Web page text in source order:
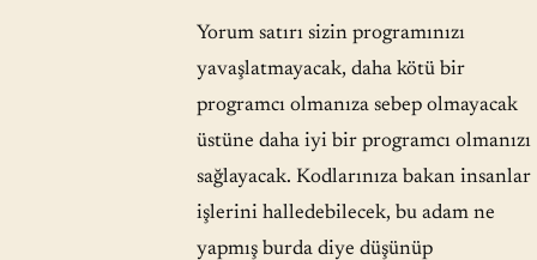
Yorum satırı sizin programınızı
yavaşlatmayacak, daha kötü bir
programcı olmanıza sebep olmayacak
üstüne daha iyi bir programcı olmanızı
sağlayacak. Kodlarınıza bakan insanlar
işlerini halledebilecek, bu adam ne
yapmış burda diye düşünüp